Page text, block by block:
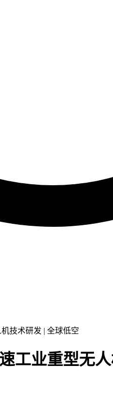
技术研发 | 全球低空
工业重型无